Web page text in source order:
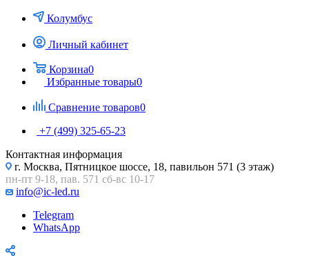
Колумбус
Личный кабинет
Корзина0
Избранные товары0
Сравнение товаров0
+7 (499) 325-65-23
Контактная информация
г. Москва, Пятницкое шоссе, 18, павильон 571 (3 этаж)
пн-пт 9-18, пав. 571 сб-вс 10-17
info@ic-led.ru
Telegram
WhatsApp